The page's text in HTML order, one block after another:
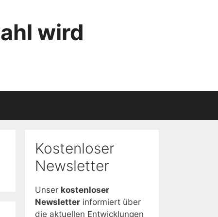
wird
Kostenloser
Newsletter
Unser kostenloser
Newsletter informiert über
die aktuellen Entwicklungen